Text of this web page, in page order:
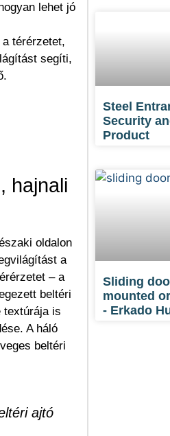
lehet jó
térérzetet,
segíti,
hajnali
oldalon
a
– a
beltéri
textúrája is
A háló
beltéri
ajtó
Steel
Security
Product
Sliding
mounted
- Erkado